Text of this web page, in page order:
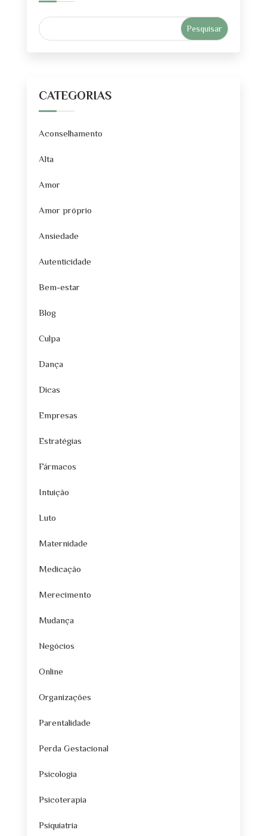
CATEGORIAS
Aconselhamento
Alta
Amor
Amor próprio
Ansiedade
Autenticidade
Bem-estar
Blog
Culpa
Dança
Dicas
Empresas
Estratégias
Fármacos
Intuição
Luto
Maternidade
Medicação
Merecimento
Mudança
Negócios
Online
Organizações
Parentalidade
Perda Gestacional
Psicologia
Psicoterapia
Psiquiatria